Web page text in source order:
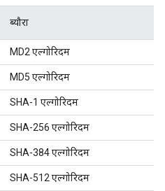
ब्यौरा
MD2 एल्गोरिदम
MD5 एल्गोरिदम
SHA-1 एल्गोरिदम
SHA-256 एल्गोरिदम
SHA-384 एल्गोरिदम
SHA-512 एल्गोरिदम